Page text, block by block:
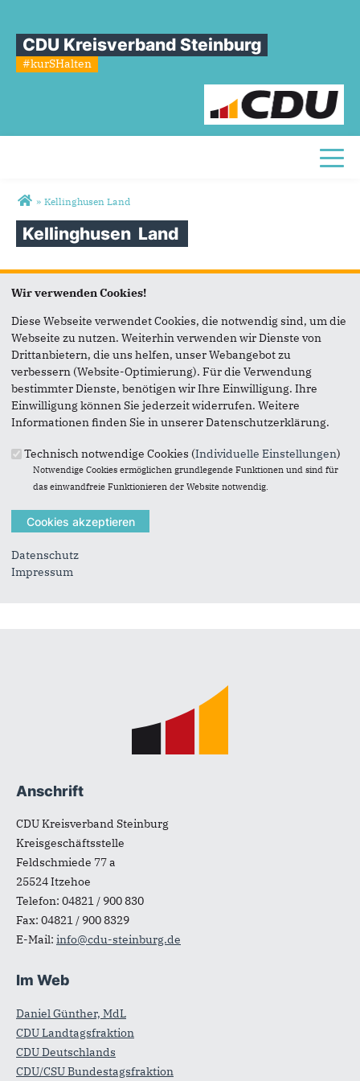
CDU Kreisverband Steinburg
#kurSHalten
Sie sind hier
» Kellinghusen Land
Kellinghusen Land
25579 Fitzbek
Hans Köper
0160/7935988
koeper@koper-fahrzeugbau.de
Anschrift
CDU Kreisverband Steinburg
Kreisgeschäftsstelle
Feldschmiede 77 a
25524Itzehoe
Telefon: 04821 / 900 830
Fax: 04821 / 900 8329
E-Mail: info@cdu-steinburg.de
Im Web
Daniel Günther, MdL
CDU Landtagsfraktion
CDU Deutschlands
CDU/CSU Bundestagsfraktion
Wir verwenden Cookies!
Diese Webseite verwendet Cookies, die notwendig sind, um die
Webseite zu nutzen. Weiterhin verwenden wir Dienste von
Drittanbietern, die uns helfen, unser Webangebot zu
verbessern (Website-Optimierung). Für die Verwendung
bestimmter Dienste, benötigen wir Ihre Einwilligung. Ihre
Einwilligung können Sie jederzeit widerrufen. Weitere
Informationen finden Sie in unserer Datenschutzerklärung.
Technisch notwendige Cookies (Individuelle Einstellungen)
Notwendige Cookies ermöglichen grundlegende Funktionen und sind für
das einwandfreie Funktionieren der Website notwendig.
Datenschutz
Impressum